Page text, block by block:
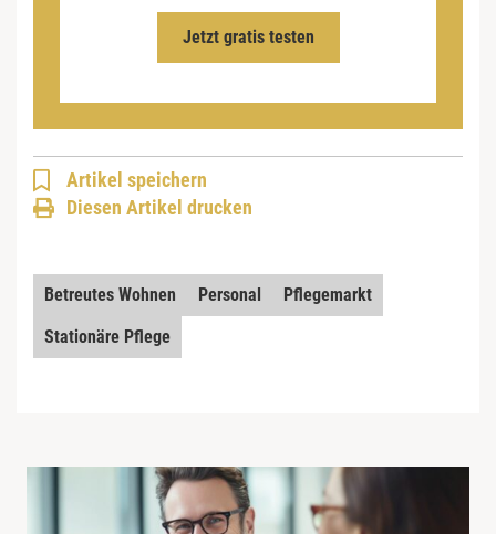
Jetzt gratis testen
Artikel speichern
Diesen Artikel drucken
Betreutes Wohnen Personal
Pflegemarkt
Stationäre Pflege